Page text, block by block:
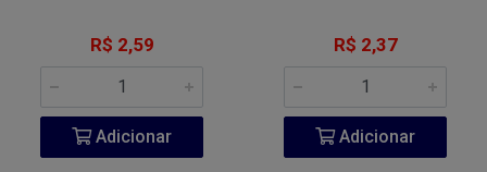
R$ 2,59
Adicionar
R$ 2,37
Adicionar